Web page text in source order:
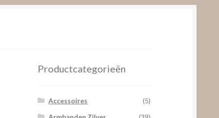
Productcategorieën
Accessoires
(5)